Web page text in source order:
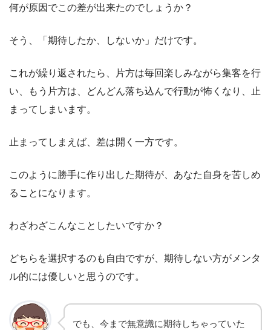
何が原因でこの差が出来たのでしょうか？
そう、「期待したか、しないか」だけです。
これが繰り返されたら、片方は毎回楽しみながら集客を行
い、もう片方は、どんどん落ち込んで行動が怖くなり、止
まってしまいます。
止まってしまえば、差は開く一方です。
このように勝手に作り出した期待が、あなた自身を苦しめ
ることになります。
わざわざこんなことしたいですか？
どちらを選択するのも自由ですが、期待しない方がメンタ
ル的には優しいと思うのです。
でも、今まで無意識に期待しちゃっていた